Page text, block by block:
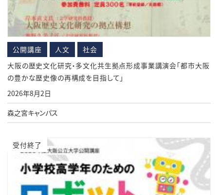
公開講座 人文
社会
大阪の歴史文化研究・多文化共生拠点形成事業講演会「都市大阪
の豊かな歴史像の再構成を目指して」
2026年8月2日
森之宮キャンパス
受付終了